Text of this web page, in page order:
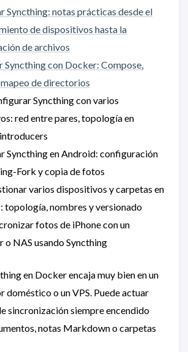
Syncthing: notas prácticas desde el
de dispositivos hasta la
de archivos
Syncthing con Docker: Compose,
de directorios
Syncthing con varios
red entre pares, topología en
Syncthing en Android: configuración
Fork y copia de fotos
varios dispositivos y carpetas en
topología, nombres y versionado
fotos de iPhone con un
o NAS usando Syncthing
en Docker encaja muy bien en un
doméstico o un VPS. Puede actuar
sincronización siempre encendido
notas Markdown o carpetas